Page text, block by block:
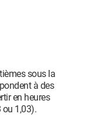
sous la
à des
en heures
1,03).